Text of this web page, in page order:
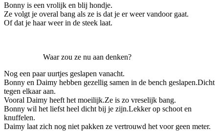
Bonny is een vrolijk en blij hondje.
Ze volgt je overal bang als ze is dat je er weer vandoor gaat.
Of dat je haar weer in de steek laat.
Waar zou ze nu aan denken?
Nog een paar uurtjes geslapen vanacht.
Bonny en Daimy hebben gezellig samen in de bench geslapen.Dicht
tegen elkaar aan.
Vooral Daimy heeft het moeilijk.Ze is zo vreselijk bang.
Bonny wil het liefst heel dicht bij je zijn.Lekker op schoot en
knuffelen.
Daimy laat zich nog niet pakken ze vertrouwd het voor geen meter.